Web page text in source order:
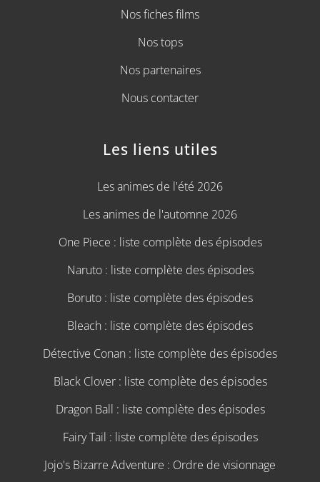
Nos fiches films
Nos tops
Nos partenaires
Nous contacter
Les liens utiles
Les animes de l'été 2026
Les animes de l'automne 2026
One Piece : liste complète des épisodes
Naruto : liste complète des épisodes
Boruto : liste complète des épisodes
Bleach : liste complète des épisodes
Détective Conan : liste complète des épisodes
Black Clover : liste complète des épisodes
Dragon Ball : liste complète des épisodes
Fairy Tail : liste complète des épisodes
Jojo's Bizarre Adventure : Ordre de visionnage